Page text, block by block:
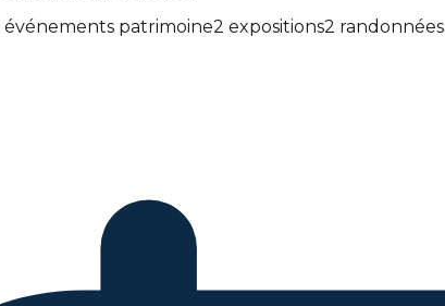
événements patrimoine2 expositions2 randonnées